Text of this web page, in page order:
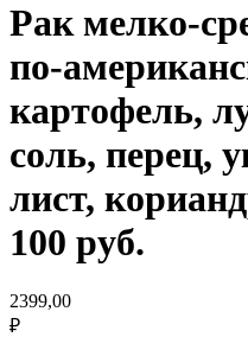
Рак мелко-
по-
картофель,
соль, перец,
лист,
100 руб.
2399,00
₽